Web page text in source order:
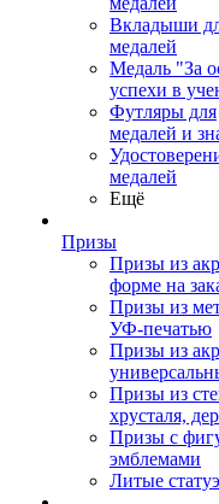
Вкладыши
медалей
Медаль "За
успехи в
Футляры для
медалей и
медалей
Ещё
Призы
Призы из
форме на
Призы из
УФ-печатью
Призы из
Призы из
хрусталя,
Призы с
эмблемами
Литые